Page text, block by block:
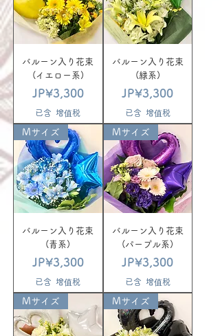
バルーン入り花束
(イエロー系)
價格
JP¥3,300
已含 增值税
バルーン入り花束
(緑系)
價格
JP¥3,300
已含 增值税
Mサイズ
バルーン入り花束
(青系)
價格
JP¥3,300
已含 增值税
Mサイズ
バルーン入り花束
(パープル系)
價格
JP¥3,300
已含 增值税
Mサイズ Mサイズ